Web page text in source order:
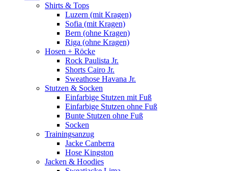
Shirts & Tops
Luzern (mit Kragen)
Sofia (mit Kragen)
Bern (ohne Kragen)
Riga (ohne Kragen)
Hosen + Röcke
Rock Paulista Jr.
Shorts Cairo Jr.
Sweathose Havana Jr.
Stutzen & Socken
Einfarbige Stutzen mit Fuß
Einfarbige Stutzen ohne Fuß
Bunte Stutzen ohne Fuß
Socken
Trainingsanzug
Jacke Canberra
Hose Kingston
Jacken & Hoodies